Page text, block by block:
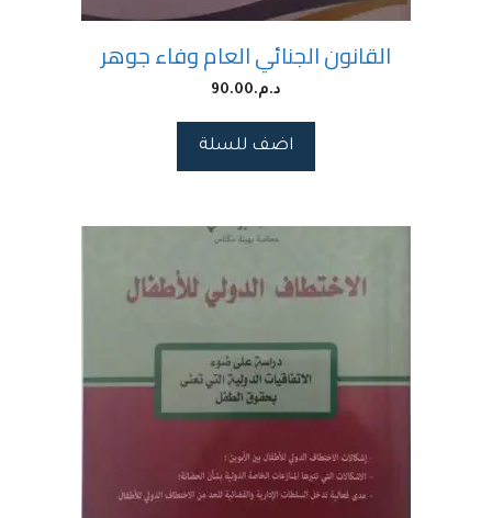
القانون الجنائي العام وفاء جوهر
د.م.90.00
اضف للسلة